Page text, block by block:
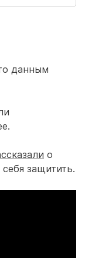
данным
о
защитить.